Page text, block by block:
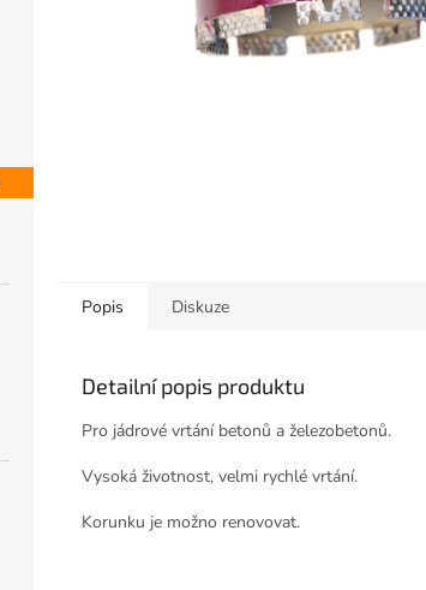
Popis Diskuze
Detailní popis produktu
Pro jádrové vrtání betonů a železobetonů.
Vysoká životnost, velmi rychlé vrtání.
Korunku je možno renovovat.